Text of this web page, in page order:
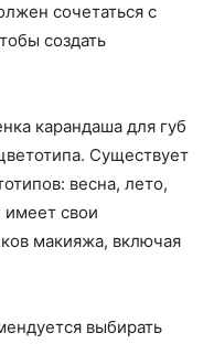
сочетаться с
создать
карандаша для губ
Существует
весна, лето,
свои
макияжа, включая
выбирать